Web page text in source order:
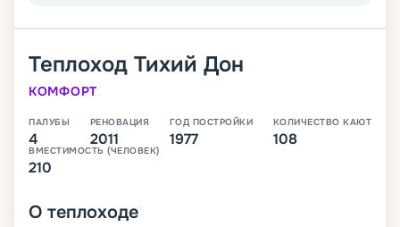
Теплоход Тихий Дон
КОМФОРТ
ПАЛУБЫ
4
РЕНОВАЦИЯ
2011
ГОД ПОСТРОЙКИ
1977
КОЛИЧЕСТВО КАЮТ
108
ВМЕСТИМОСТЬ (ЧЕЛОВЕК)
210
О теплоходе